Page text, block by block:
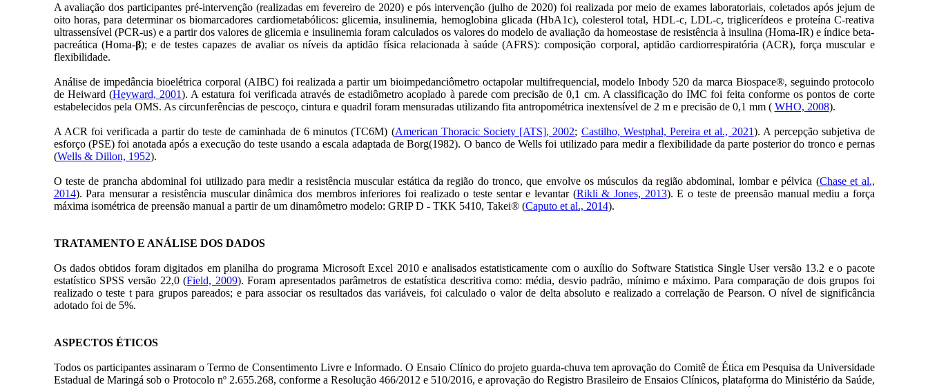
A avaliação dos participantes pré-intervenção (realizadas em fevereiro de 2020) e pós intervenção (julho de 2020) foi realizada por meio de exames laboratoriais, coletados após jejum de
oito horas, para determinar os biomarcadores cardiometabólicos: glicemia, insulinemia, hemoglobina glicada (HbA1c), colesterol total, HDL-c, LDL-c, triglicerídeos e proteína C-reativa
ultrassensível (PCR-us) e a partir dos valores de glicemia e insulinemia foram calculados os valores do modelo de avaliação da homeostase de resistência à insulina (Homa-IR) e índice beta-
pacreática (Homa-β); e de testes capazes de avaliar os níveis da aptidão física relacionada à saúde (AFRS): composição corporal, aptidão cardiorrespiratória (ACR), força muscular e
flexibilidade.
Análise de impedância bioelétrica corporal (AIBC) foi realizada a partir um bioimpedanciômetro octapolar multifrequencial, modelo Inbody 520 da marca Biospace®, seguindo protocolo
de Heiward (Heyward, 2001). A estatura foi verificada através de estadiômetro acoplado à parede com precisão de 0,1 cm. A classificação do IMC foi feita conforme os pontos de corte
estabelecidos pela OMS. As circunferências de pescoço, cintura e quadril foram mensuradas utilizando fita antropométrica inextensível de 2 m e precisão de 0,1 mm ( WHO, 2008).
A ACR foi verificada a partir do teste de caminhada de 6 minutos (TC6M) (American Thoracic Society [ATS], 2002; Castilho, Westphal, Pereira et al., 2021). A percepção subjetiva de
esforço (PSE) foi anotada após a execução do teste usando a escala adaptada de Borg(1982). O banco de Wells foi utilizado para medir a flexibilidade da parte posterior do tronco e pernas
(Wells & Dillon, 1952).
O teste de prancha abdominal foi utilizado para medir a resistência muscular estática da região do tronco, que envolve os músculos da região abdominal, lombar e pélvica (Chase et al.,
2014). Para mensurar a resistência muscular dinâmica dos membros inferiores foi realizado o teste sentar e levantar (Rikli & Jones, 2013). E o teste de preensão manual mediu a força
máxima isométrica de preensão manual a partir de um dinamômetro modelo: GRIP D - TKK 5410, Takei® (Caputo et al., 2014).
TRATAMENTO E ANÁLISE DOS DADOS
Os dados obtidos foram digitados em planilha do programa Microsoft Excel 2010 e analisados estatisticamente com o auxílio do Software Statistica Single User versão 13.2 e o pacote
estatístico SPSS versão 22,0 (Field, 2009). Foram apresentados parâmetros de estatística descritiva como: média, desvio padrão, mínimo e máximo. Para comparação de dois grupos foi
realizado o teste t para grupos pareados; e para associar os resultados das variáveis, foi calculado o valor de delta absoluto e realizado a correlação de Pearson. O nível de significância
adotado foi de 5%.
ASPECTOS ÉTICOS
Todos os participantes assinaram o Termo de Consentimento Livre e Informado. O Ensaio Clínico do projeto guarda-chuva tem aprovação do Comitê de Ética em Pesquisa da Universidade
Estadual de Maringá sob o Protocolo nº 2.655.268, conforme a Resolução 466/2012 e 510/2016, e aprovação do Registro Brasileiro de Ensaios Clínicos, plataforma do Ministério da Saúde,